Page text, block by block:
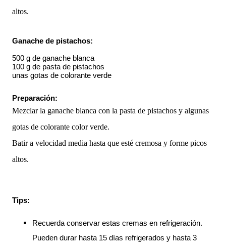
altos.
Ganache de pistachos:
500 g de ganache blanca
100 g de pasta de pistachos
unas gotas de colorante verde
Preparación:
Mezclar la ganache blanca con la pasta de pistachos y algunas
gotas de colorante color verde.
Batir a velocidad media hasta que esté cremosa y forme picos
altos.
Tips:
Recuerda conservar estas cremas en refrigeración.
Pueden durar hasta 15 días refrigerados y hasta 3